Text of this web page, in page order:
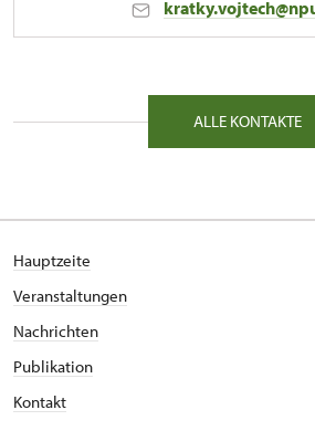
81/, Kuks 81 54443
ALLE KONTAKTE
Hauptzeite
Veranstaltungen
Nachrichten
Publikation
Kontakt